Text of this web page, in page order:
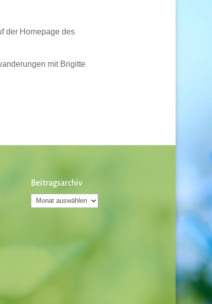
der Homepage des
mit Brigitte
Beitragsarchiv
Beitragsarchiv